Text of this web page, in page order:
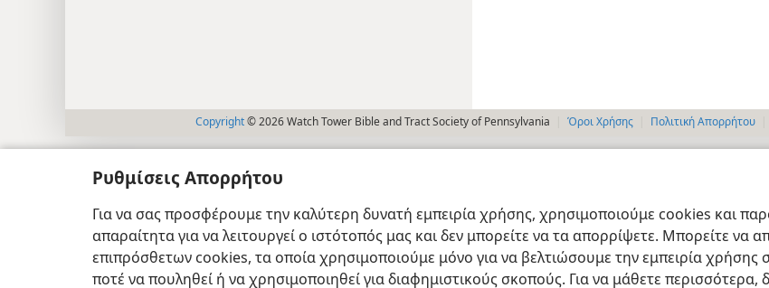
Ρυθμίσεις Απορρήτου
Για να σας προσφέρουμε την καλύτερη δυνατή εμπειρία χρήσης, χρησιμοποιούμε cookies και
απαραίτητα για να λειτουργεί ο ιστότοπός μας και δεν μπορείτε να τα απορρίψετε. Μπορείτε να
επιπρόσθετων cookies, τα οποία χρησιμοποιούμε μόνο για να βελτιώσουμε την εμπειρία χρήσης
ποτέ να πουληθεί ή να χρησιμοποιηθεί για διαφημιστικούς σκοπούς. Για να μάθετε περισσότερα,
Copyright© 2026 Watch Tower Bible and Tract Society of Pennsylvania Όροι Χρήσης Πολιτική Απορρήτου